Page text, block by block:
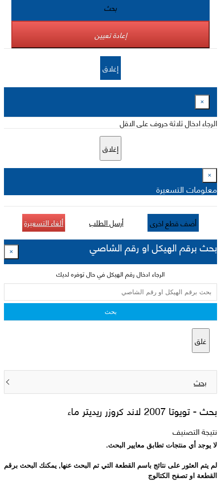
بحث
إعادة تعيين
إغلاق
×
الرجاء ادخال ثلاثة حروف على الاقل
إغلاق
×
معلومات التسعيرة
أضف قطع اخرى أرسل الطلب ألغاء التسعيرة
بحث برقم الهيكل او رقم الشاصي ×
الرجاء ادخال رقم الهيكل في حال توفره لديك
بحث
غلق
بحث
بحث -تويوتا 2007 لاند كروزر ريديتر ماء
نتيجة التصنيف
لا يوجد أي منتجات تطابق معايير البحث.
لم يتم العثور على نتائج باسم القطعة التي تم البحث عنها, يمكنك البحث برقم
القطعة او تصفح الكتالوج